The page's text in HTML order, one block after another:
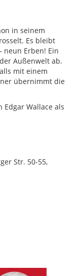
in seinem
Es bleibt
neun Erben! Ein
Außenwelt ab.
mit einem
übernimmt die
Wallace als
Str. 50-55,